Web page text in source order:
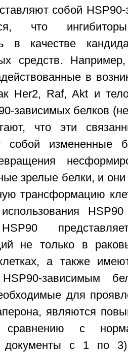
собой
что
в качестве
средств.
в
Her2, Raf, Akt и
зависимых белков
что эти
собой измененные
зрелые белки, и
трансформацию
не только в
а также
зависимым
для
являются
с
документы с 1 по